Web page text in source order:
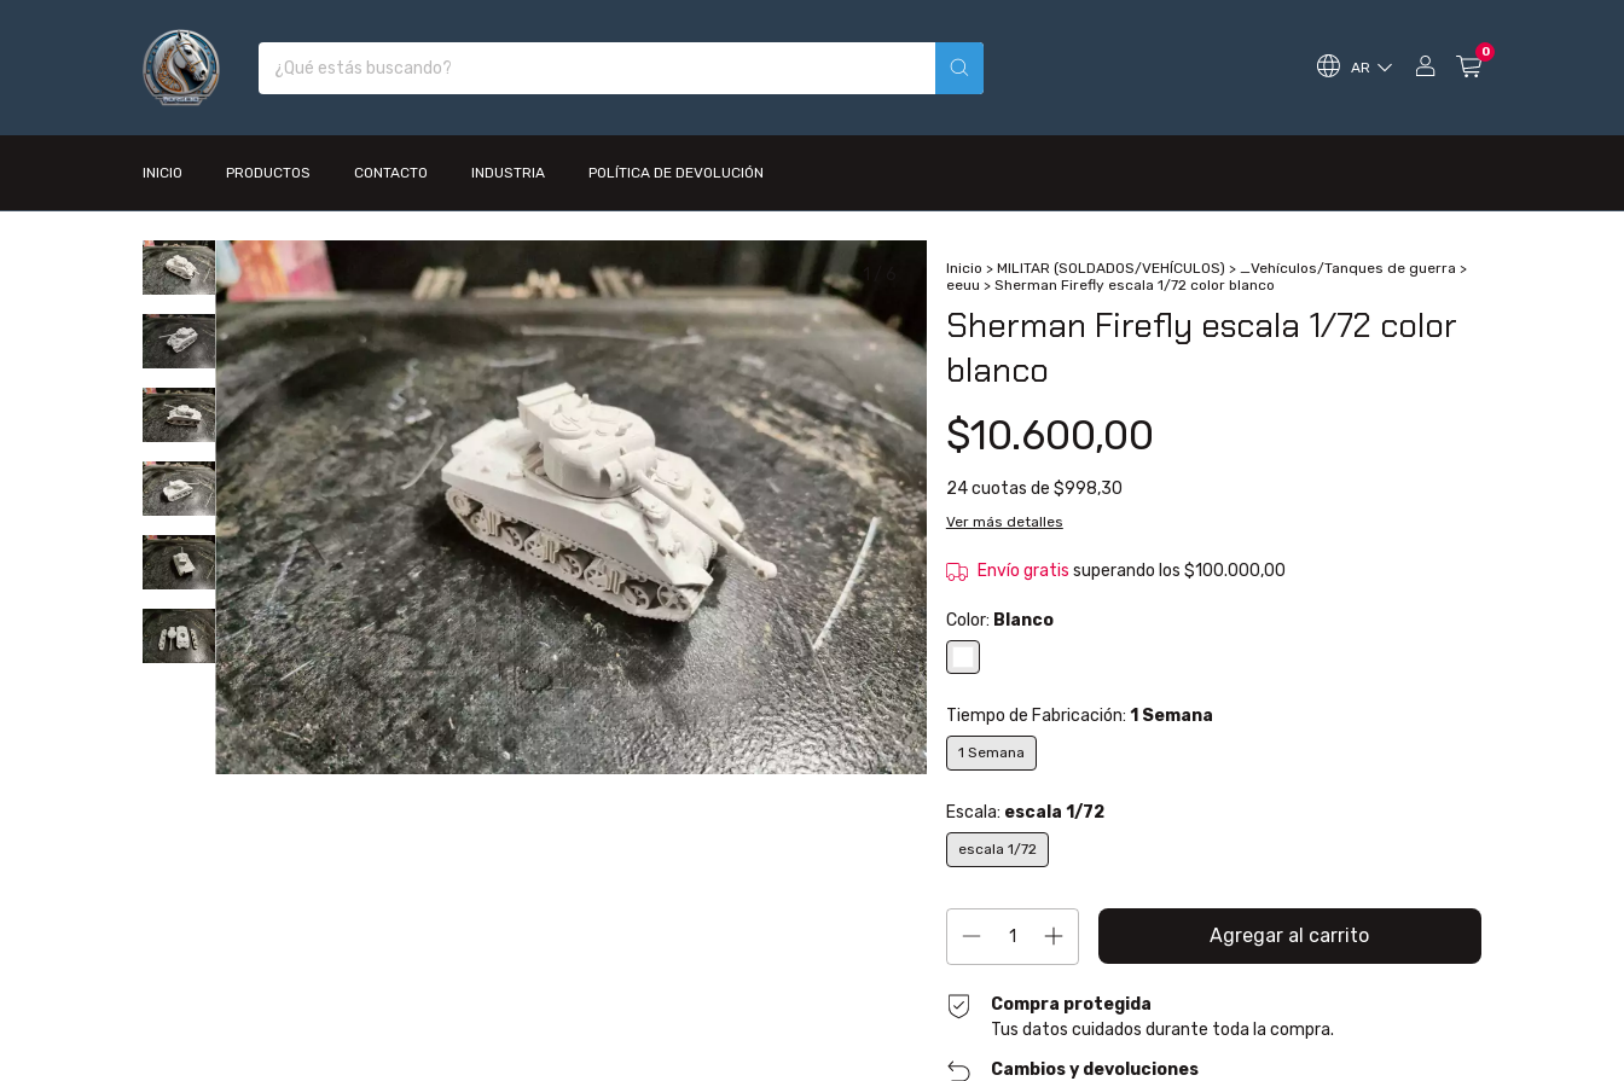
AR
0
INICIO PRODUCTOS CONTACTO INDUSTRIA POLÍTICA DE DEVOLUCIÓN
Inicio > MILITAR (SOLDADOS/VEHÍCULOS) > _Vehículos/Tanques de guerra >
eeuu > Sherman Firefly escala 1/72 color blanco
Sherman Firefly escala 1/72 color
blanco
$10.600,00
24cuotas de $998,30
Ver más detalles
Envío gratis superando los$100.000,00
Color: Blanco
Tiempo de Fabricación: 1 Semana
1 Semana
Escala: escala 1/72
escala 1/72
Compra protegida
Tus datos cuidados durante toda la compra.
Cambios y devoluciones